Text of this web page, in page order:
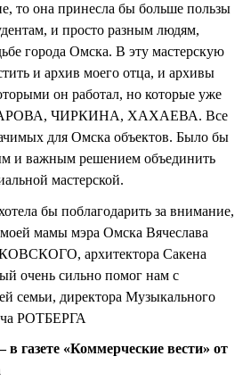
то она принесла бы больше пользы
и просто разным людям,
города Омска. В эту мастерскую
и архив моего отца, и архивы
он работал, но которые уже
ЧИРКИНА, ХАХАЕВА. Все
для Омска объектов. Было бы
и важным решением объединить
мастерской.
бы поблагодарить за внимание,
мамы мэра Омска Вячеслава
архитектора Сакена
сильно помог нам с
семьи, директора Музыкального
РОТБЕРГА
газете «Коммерческие вести» от